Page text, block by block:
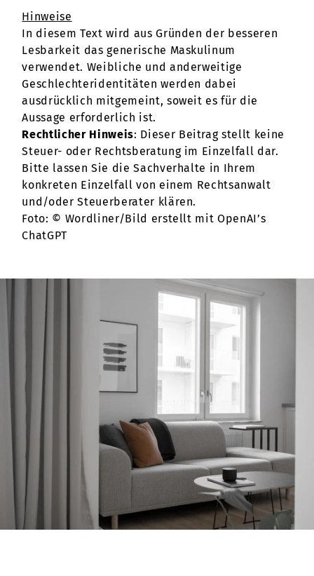
Hinweise
In diesem Text wird aus Gründen der besseren
Lesbarkeit das generische Maskulinum
verwendet. Weibliche und anderweitige
Geschlechteridentitäten werden dabei
ausdrücklich mitgemeint, soweit es für die
Aussage erforderlich ist.
Rechtlicher Hinweis: Dieser Beitrag stellt keine
Steuer- oder Rechtsberatung im Einzelfall dar.
Bitte lassen Sie die Sachverhalte in Ihrem
konkreten Einzelfall von einem Rechtsanwalt
und/oder Steuerberater klären.
Foto: © Wordliner/Bild erstellt mit OpenAI’s
ChatGPT